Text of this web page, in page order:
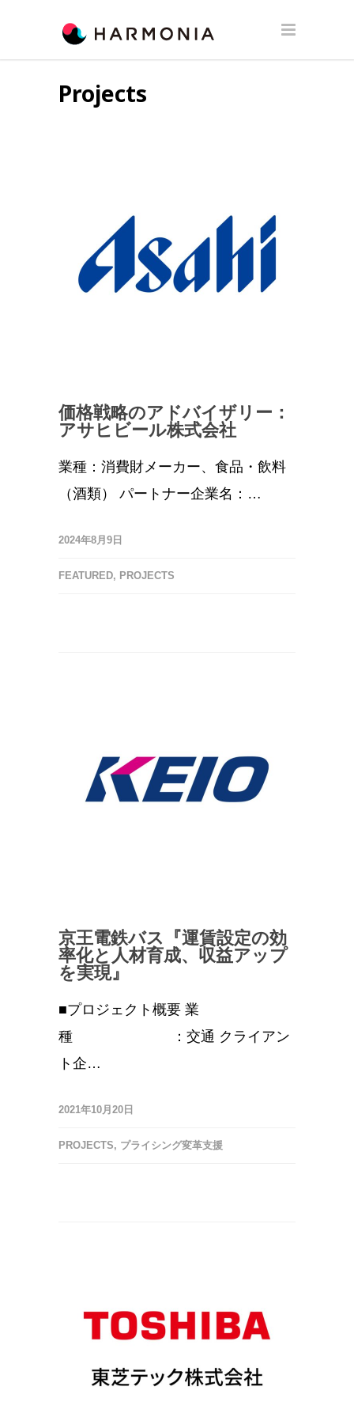
Projects
価格戦略のアドバイザリー：
アサヒビール株式会社
業種：消費財メーカー、食品・飲料
（酒類） パートナー企業名：…
2024年8月9日
FEATURED, PROJECTS
京王電鉄バス『運賃設定の効
率化と人材育成、収益アップ
を実現』
■プロジェクト概要 業
種 ：交通 クライアン
ト企…
2021年10月20日
PROJECTS, プライシング変革支援